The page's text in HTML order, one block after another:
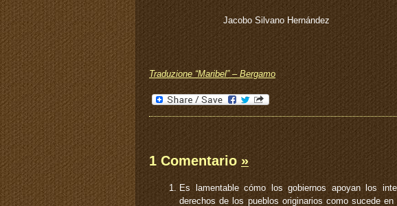
Jacobo Silvano
Traduzione “Maribel” – Bergamo
1 Comentario »
Es lamentable cómo los gobiernos apoyan los
derechos de los pueblos originarios como sucede